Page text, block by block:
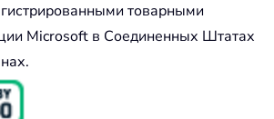
товарными
Microsoft в Соединенных Штатах